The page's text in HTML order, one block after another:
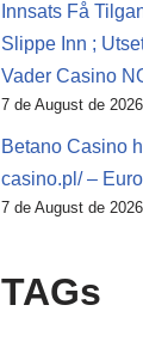
Innsats Få
Slippe Inn ;
Vader Casino
7 de August de 2026
Betano Casino
casino.pl/ –
7 de August de 2026
TAGs